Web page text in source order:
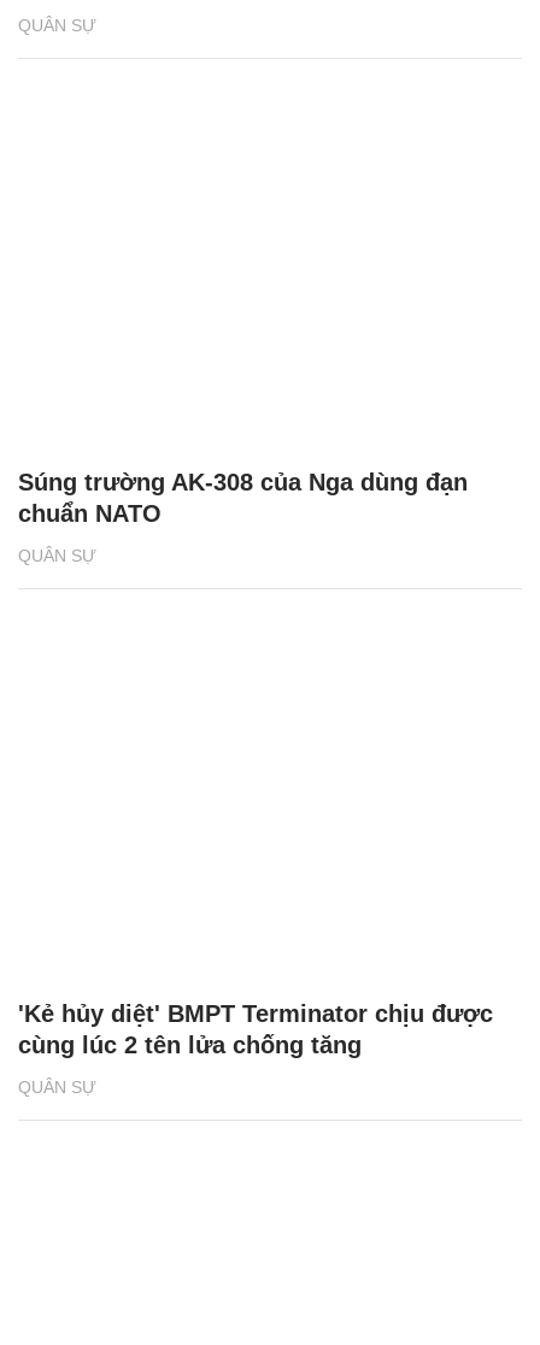
QUÂN SỰ
QUÂN SỰ
Súng trường AK-308 của Nga dùng đạn
chuẩn NATO
QUÂN SỰ
'Kẻ hủy diệt' BMPT Terminator chịu được
cùng lúc 2 tên lửa chống tăng